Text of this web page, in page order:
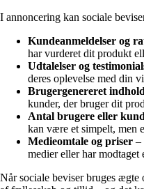
I annoncering kan sociale
Kundeanmeldelser og
har vurderet dit produkt
Udtalelser og
deres oplevelse med din
Brugergenereret indhold
kunder, der bruger dit
Antal brugere eller
kan være et simpelt, men
Medieomtale og priser –
medier eller har
Når sociale beviser bruges ægte